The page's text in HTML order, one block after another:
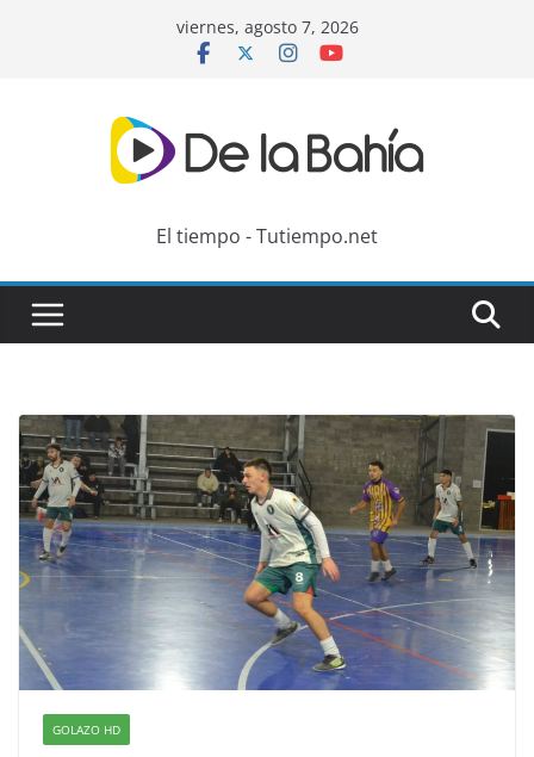
viernes, agosto 7, 2026
El tiempo - Tutiempo.net
GOLAZO HD